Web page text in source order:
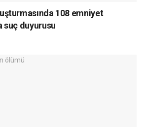
108 emniyet
suç duyurusu